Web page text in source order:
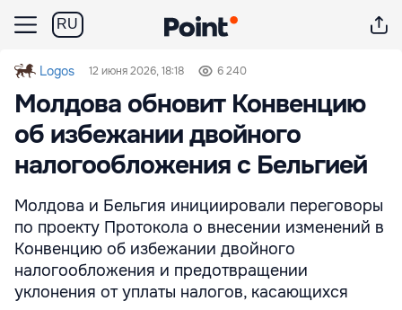
RU
Logos 12 июня 2026, 18:18 6 240
Молдова обновит Конвенцию
об избежании двойного
налогообложения с Бельгией
Молдова и Бельгия инициировали переговоры
по проекту Протокола о внесении изменений в
Конвенцию об избежании двойного
налогообложения и предотвращении
уклонения от уплаты налогов, касающихся